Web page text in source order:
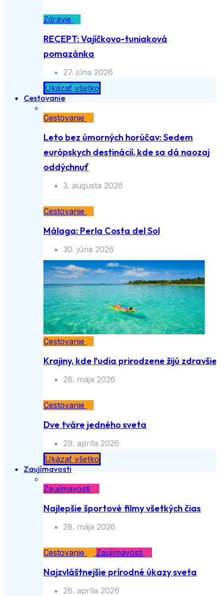
Zdravie
RECEPT: Vajíčkovo-tuniaková
pomazánka
27. júna 2026
Ukázať všetko
Cestovanie
Cestovanie
Leto bez úmorných horúčav: Sedem
európskych destinácií, kde sa dá naozaj
oddýchnuť
3. augusta 2026
Cestovanie
Málaga: Perla Costa del Sol
30. júna 2026
Cestovanie
Krajiny, kde ľudia prirodzene žijú zdravšie
28. mája 2026
Cestovanie
Dve tváre jedného sveta
29. apríla 2026
Ukázať všetko
Zaujímavosti
Zaujímavosti
Najlepšie športové filmy všetkých čias
28. mája 2026
Cestovanie Zaujímavosti
Najzvláštnejšie prírodné úkazy sveta
28. apríla 2026